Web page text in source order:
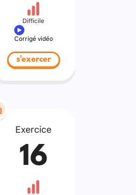
Difficile
Corrigé vidéo
s'exercer
Exercice
16